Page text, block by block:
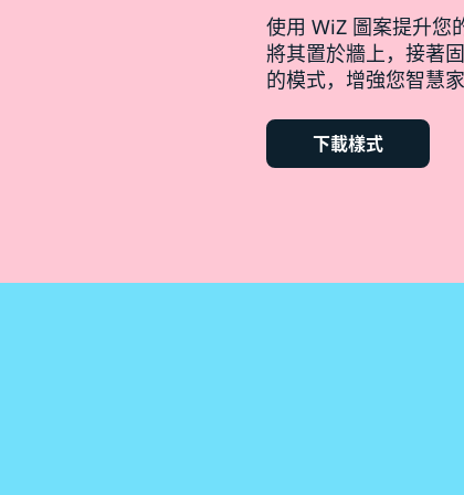
使用 WiZ 圖案提升您
將其置於牆上，接著
的模式，增強您智慧
下載樣式